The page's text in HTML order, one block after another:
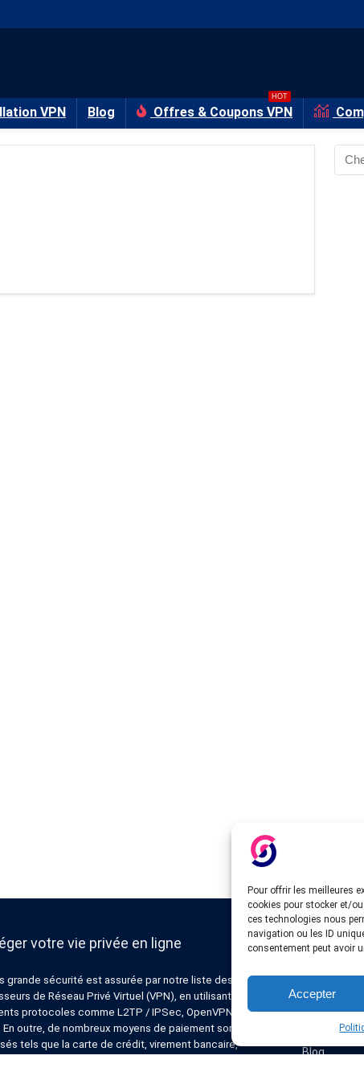
Pour offrir les meilleures
cookies pour stocker et/
ces technologies nous
navigation ou les ID
consentement peut avoir
Accepter
VPN Blog Offres & Coupons VPN
HOT
votre vie privée en ligne
grande sécurité est assurée par notre liste des
de Réseau Privé Virtuel (VPN), en utilisant
protocoles comme L2TP / IPSec, OpenVPN, PPTP,
En outre, de nombreux moyens de paiement sont
tels que la carte de crédit, virement bancaire,
Liens
Astuces et
Offres &
Installation
A propos de
Blog